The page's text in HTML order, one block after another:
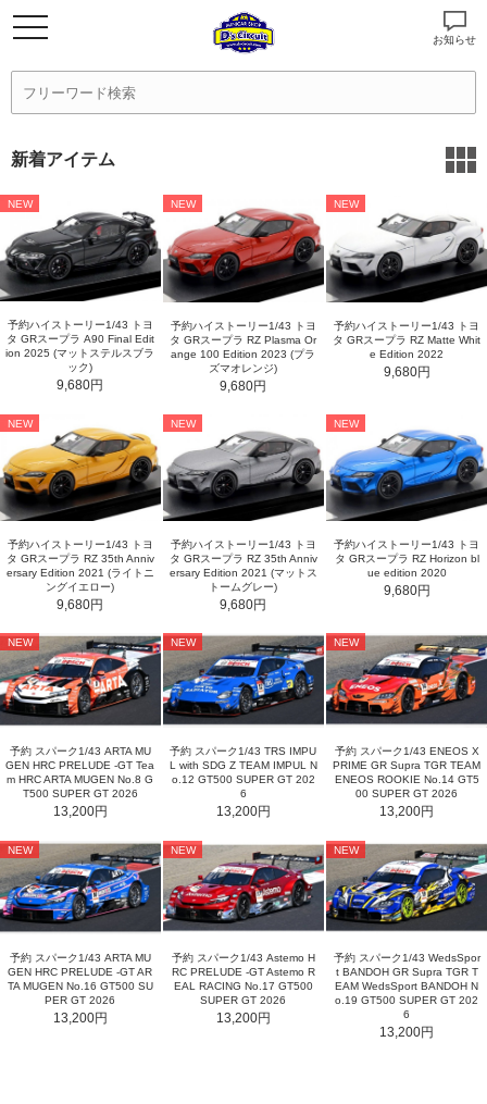
お知らせ
新着アイテム
NEW
予約ハイストーリー1/43 トヨ
タ GRスープラ A90 Final Edit
ion 2025 (マットステルスブラ
ック)
9,680円
NEW
予約ハイストーリー1/43 トヨ
タ GRスープラ RZ Plasma Or
ange 100 Edition 2023 (プラ
ズマオレンジ)
9,680円
NEW
予約ハイストーリー1/43 トヨ
タ GRスープラ RZ Matte Whit
e Edition 2022
9,680円
NEW
予約ハイストーリー1/43 トヨ
タ GRスープラ RZ 35th Anniv
ersary Edition 2021 (ライトニ
ングイエロー)
9,680円
NEW
予約ハイストーリー1/43 トヨ
タ GRスープラ RZ 35th Anniv
ersary Edition 2021 (マットス
トームグレー)
9,680円
NEW
予約ハイストーリー1/43 トヨ
タ GRスープラ RZ Horizon bl
ue edition 2020
9,680円
NEW
予約 スパーク1/43 ARTA MU
GEN HRC PRELUDE -GT Tea
m HRC ARTA MUGEN No.8 G
T500 SUPER GT 2026
13,200円
NEW
予約 スパーク1/43 TRS IMPU
L with SDG Z TEAM IMPUL N
o.12 GT500 SUPER GT 202
6
13,200円
NEW
予約 スパーク1/43 ENEOS X
PRIME GR Supra TGR TEAM
ENEOS ROOKIE No.14 GT5
00 SUPER GT 2026
13,200円
NEW
予約 スパーク1/43 ARTA MU
GEN HRC PRELUDE -GT AR
TA MUGEN No.16 GT500 SU
PER GT 2026
13,200円
NEW
予約 スパーク1/43 Astemo H
RC PRELUDE -GT Astemo R
EAL RACING No.17 GT500
SUPER GT 2026
13,200円
NEW
予約 スパーク1/43 WedsSpor
t BANDOH GR Supra TGR T
EAM WedsSport BANDOH N
o.19 GT500 SUPER GT 202
6
13,200円